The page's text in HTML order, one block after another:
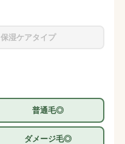
保湿ケアタイプ
普通毛◎
ダメージ毛◎